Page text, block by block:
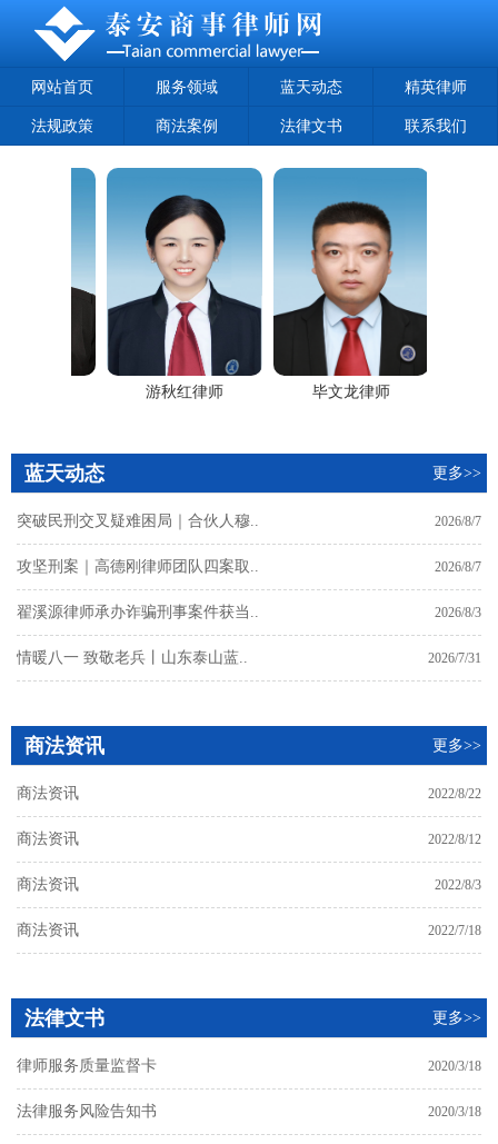
网站首页 服务领域 蓝天动态 精英律师
法规政策 商法案例 法律文书 联系我们
游秋红律师 毕文龙律师
蓝天动态 更多>>
突破民刑交叉疑难困局｜合伙人穆.. 2026/8/7
攻坚刑案｜高德刚律师团队四案取.. 2026/8/7
翟溪源律师承办诈骗刑事案件获当.. 2026/8/3
情暖八一 致敬老兵丨山东泰山蓝.. 2026/7/31
商法资讯 更多>>
商法资讯 2022/8/22
商法资讯 2022/8/12
商法资讯 2022/8/3
商法资讯 2022/7/18
法律文书 更多>>
律师服务质量监督卡 2020/3/18
法律服务风险告知书 2020/3/18